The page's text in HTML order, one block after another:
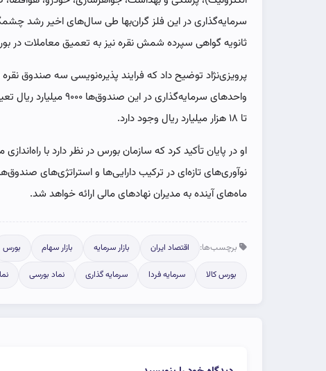
سرمایه‌گذاری در این فلز گران‌بها طی سال‌های اخیر رشد
ثانویه گواهی سپرده شمش نقره نیز به تعمیق معاملات در
پرویزی‌نژاد توضیح داد که فرایند پذیره‌نویسی سه صندوق
واحدهای سرمایه‌گذاری در
تا ۱۸ هزار میلیارد ریال وجود دارد.
او در پایان تأکید کرد که سازمان بورس در نظر دارد با
نوآوری‌های تازه‌ای در ترکیب دارایی‌ها و استراتژی‌های
ماه‌های آینده به مدیران نهادهای مالی ارائه خواهد شد.
برچسب‌ها: اقتصاد ایران بازار سرمایه بازار سهام بورس
بورس کالا سرمایه فردا سرمایه گذاری نماد بورسی